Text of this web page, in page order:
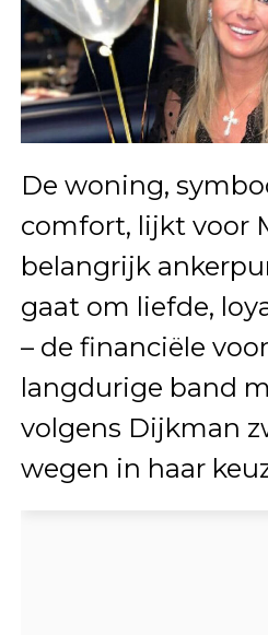
De woning,
comfort, lijkt voor
belangrijk
gaat om liefde,
– de financiële
langdurige band
volgens Dijkman
wegen in haar